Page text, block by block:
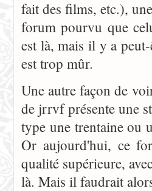
fait des films, etc.),
forum pourvu que
est là, mais il y a
est trop mûr.
Une autre façon de
de jrrvf présente une
type une trentaine ou
Or aujourd'hui, ce
qualité supérieure,
là. Mais il faudrait